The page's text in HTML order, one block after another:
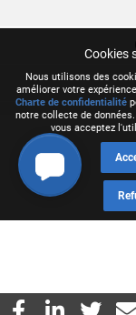
Cookies
Nous utilisons des
améliorer votre
Charte de confidentialité
notre collecte de
vous acceptez